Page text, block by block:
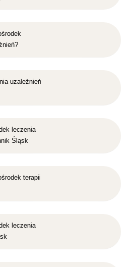
uzależnień
leczenia
Śląsk
terapii
leczenia